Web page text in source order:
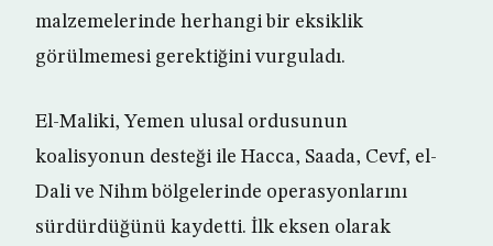
malzemelerinde herhangi bir eksiklik
görülmemesi gerektiğini vurguladı.
El-Maliki, Yemen ulusal ordusunun
koalisyonun desteği ile Hacca, Saada, Cevf, el-
Dali ve Nihm bölgelerinde operasyonlarını
sürdürdüğünü kaydetti. İlk eksen olarak